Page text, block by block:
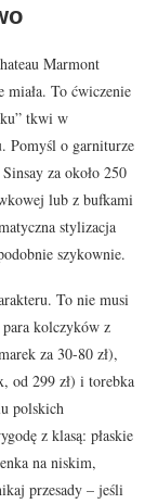
Marmont
To ćwiczenie
tkwi w
. Pomyśl o garniturze
za około 250
lub z bufkami
stylizacja
szykownie.
To nie musi
para kolczyków z
za 30-80 zł),
od 299 zł) i torebka
polskich
z klasą: płaskie
na niskim,
przesady – jeśli